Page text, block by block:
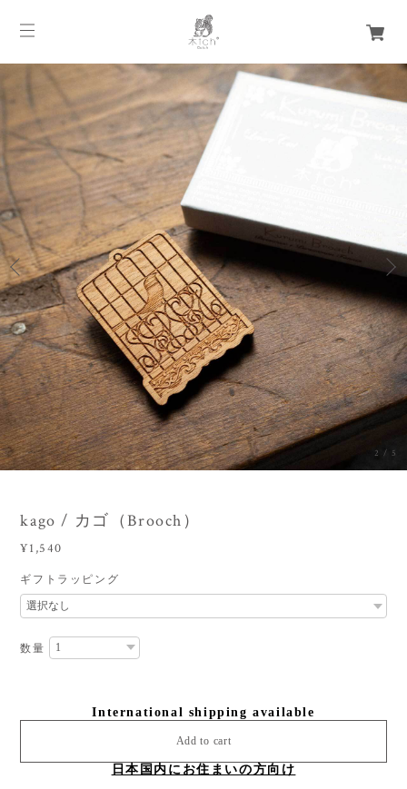
3 / 5
kago / カゴ（Brooch）
¥1,540
ギフトラッピング
数量
International shipping available
Add to cart
日本国内にお住まいの方向け